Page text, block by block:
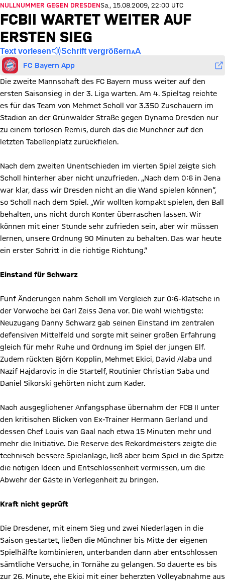
NULLNUMMER GEGEN DRESDENSa., 15.08.2009, 22:00 UTC
FCBII WARTET WEITER AUF
ERSTEN SIEG
Text vorlesen Schrift vergrößern
FC Bayern App
Die zweite Mannschaft des FC Bayern muss weiter auf den
ersten Saisonsieg in der 3. Liga warten. Am 4. Spieltag reichte
es für das Team von Mehmet Scholl vor 3.350 Zuschauern im
Stadion an der Grünwalder Straße gegen Dynamo Dresden nur
zu einem torlosen Remis, durch das die Münchner auf den
letzten Tabellenplatz zurückfielen.
Nach dem zweiten Unentschieden im vierten Spiel zeigte sich
Scholl hinterher aber nicht unzufrieden. „Nach dem 0:6 in Jena
war klar, dass wir Dresden nicht an die Wand spielen können“,
so Scholl nach dem Spiel. „Wir wollten kompakt spielen, den Ball
behalten, uns nicht durch Konter überraschen lassen. Wir
können mit einer Stunde sehr zufrieden sein, aber wir müssen
lernen, unsere Ordnung 90 Minuten zu behalten. Das war heute
ein erster Schritt in die richtige Richtung.“
Einstand für Schwarz
Fünf Änderungen nahm Scholl im Vergleich zur 0:6-Klatsche in
der Vorwoche bei Carl Zeiss Jena vor. Die wohl wichtigste:
Neuzugang Danny Schwarz gab seinen Einstand im zentralen
defensiven Mittelfeld und sorgte mit seiner großen Erfahrung
gleich für mehr Ruhe und Ordnung im Spiel der jungen Elf.
Zudem rückten Björn Kopplin, Mehmet Ekici, David Alaba und
Nazif Hajdarovic in die Startelf, Routinier Christian Saba und
Daniel Sikorski gehörten nicht zum Kader.
Nach ausgeglichener Anfangsphase übernahm der FCB II unter
den kritischen Blicken von Ex-Trainer Hermann Gerland und
dessen Chef Louis van Gaal nach etwa 15 Minuten mehr und
mehr die Initiative. Die Reserve des Rekordmeisters zeigte die
technisch bessere Spielanlage, ließ aber beim Spiel in die Spitze
die nötigen Ideen und Entschlossenheit vermissen, um die
Abwehr der Gäste in Verlegenheit zu bringen.
Kraft nicht geprüft
Die Dresdener, mit einem Sieg und zwei Niederlagen in die
Saison gestartet, ließen die Münchner bis Mitte der eigenen
Spielhälfte kombinieren, unterbanden dann aber entschlossen
sämtliche Versuche, in Tornähe zu gelangen. So dauerte es bis
zur 26. Minute, ehe Ekici mit einer beherzten Volleyabnahme aus